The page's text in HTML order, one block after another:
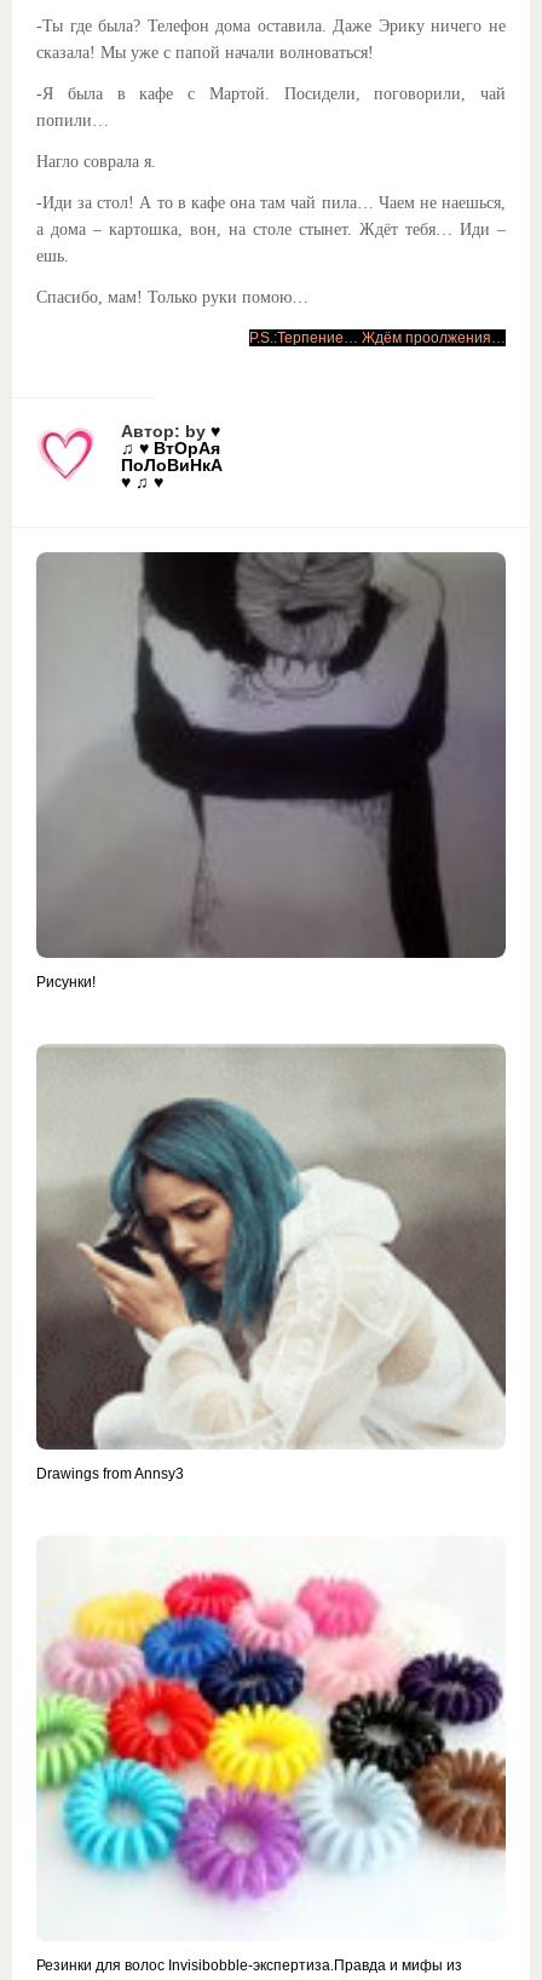
-Ты где была? Телефон дома оставила. Даже Эрику ничего не
сказала! Мы уже с папой начали волноваться!
-Я была в кафе с Мартой. Посидели, поговорили, чай
попили…
Нагло соврала я.
-Иди за стол! А то в кафе она там чай пила… Чаем не наешься,
а дома – картошка, вон, на столе стынет. Ждёт тебя… Иди –
ешь.
Спасибо, мам! Только руки помою…
P.S.:Терпение… Ждём проолжения…
Автор: by ♥
♫ ♥ ВтОрАя
ПоЛоВиНкА
♥ ♫ ♥
Рисунки!
Drawings from Annsy3
Резинки для волос Invisibobble-экспертиза.Правда и мифы из